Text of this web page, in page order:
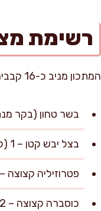
רשימת
המתכון מניב כ-16 קבבים קטנים או 8 קבבים בגודל בינוני, שהם כ-4-6 מנות תלוי בגודל ההגשה והליווי.
בשר טחון (בקר מנתח שפונדרה או
בצל יבש קטן – 1 (קצוץ דק מאוד או מגורר לסיבים, ליצירת עסיסיות)
פטרוזיליה קצוצה – 3 כפות (לתוספת רעננות ואיזון טעמים)
כוסברה קצוצה – 2 כפות (אופציונלית אך ממליץ, מוסיפה ניחוח ארומטי)